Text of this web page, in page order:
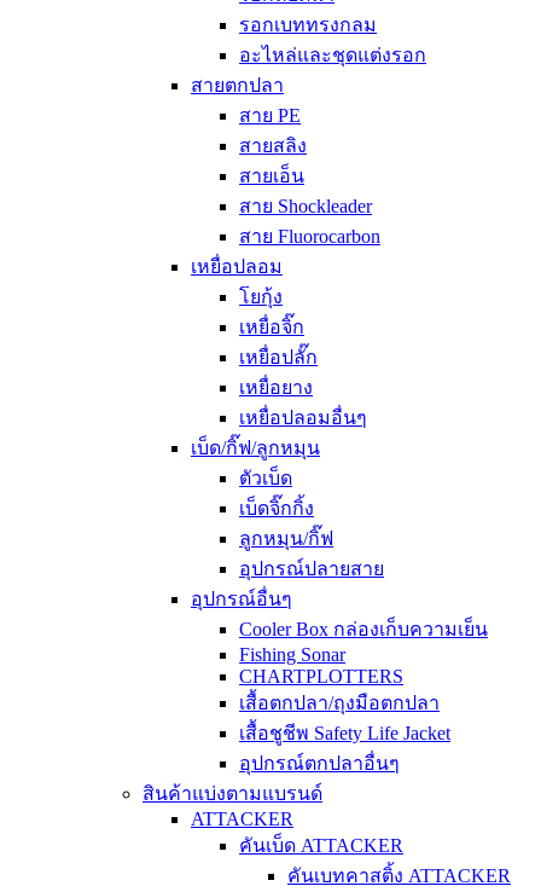
รอกเบททรงกลม
อะไหล่และชุดแต่งรอก
สายตกปลา
สาย PE
สายสลิง
สายเอ็น
สาย Shockleader
สาย Fluorocarbon
เหยื่อปลอม
โยกุ้ง
เหยื่อจิ๊ก
เหยื่อปลั๊ก
เหยื่อยาง
เหยื่อปลอมอื่นๆ
เบ็ด/กิ๊ฟ/ลูกหมุน
ตัวเบ็ด
เบ็ดจิ๊กกิ้ง
ลูกหมุน/กิ๊ฟ
อุปกรณ์ปลายสาย
อุปกรณ์อื่นๆ
Cooler Box กล่องเก็บความเย็น
Fishing Sonar
CHARTPLOTTERS
เสื้อตกปลา/ถุงมือตกปลา
เสื้อชูชีพ Safety Life Jacket
อุปกรณ์ตกปลาอื่นๆ
สินค้าแบ่งตามแบรนด์
ATTACKER
คันเบ็ด ATTACKER
คันเบทคาสติ้ง ATTACKER